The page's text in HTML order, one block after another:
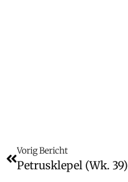
Vorig Bericht
Petrusklepel (wk. 39)